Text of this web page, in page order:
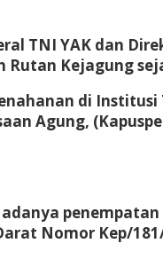
TNI YAK dan
Kejagung
di
Agung,
penempatan
Nomor Kep/